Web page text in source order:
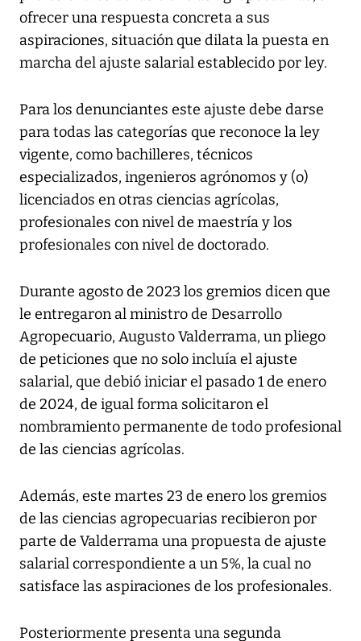
ofrecer una respuesta concreta a sus
aspiraciones, situación que dilata la puesta en
marcha del ajuste salarial establecido por ley.
Para los denunciantes este ajuste debe darse
para todas las categorías que reconoce la ley
vigente, como bachilleres, técnicos
especializados, ingenieros agrónomos y (o)
licenciados en otras ciencias agrícolas,
profesionales con nivel de maestría y los
profesionales con nivel de doctorado.
Durante agosto de 2023 los gremios dicen que
le entregaron al ministro de Desarrollo
Agropecuario, Augusto Valderrama, un pliego
de peticiones que no solo incluía el ajuste
salarial, que debió iniciar el pasado 1 de enero
de 2024, de igual forma solicitaron el
nombramiento permanente de todo profesional
de las ciencias agrícolas.
Además, este martes 23 de enero los gremios
de las ciencias agropecuarias recibieron por
parte de Valderrama una propuesta de ajuste
salarial correspondiente a un 5%, la cual no
satisface las aspiraciones de los profesionales.
Posteriormente presenta una segunda